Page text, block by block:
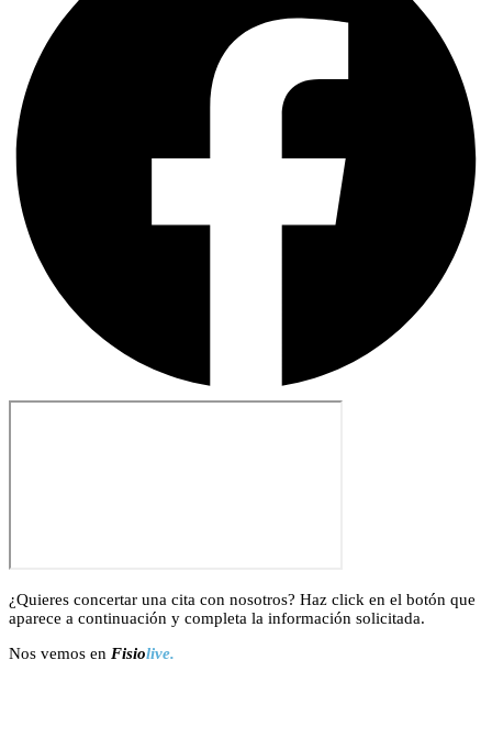
¿Quieres concertar una cita con nosotros? Haz click en el botón que
aparece a continuación y completa la información solicitada.
Nos vemos en Fisiolive.